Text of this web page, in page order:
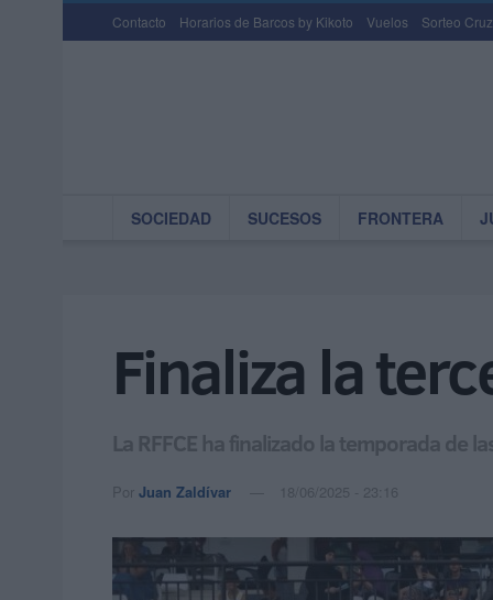
Contacto Horarios de Barcos by Kikoto Vuelos Sorteo
SOCIEDAD SUCESOS FRONTERA
Finaliza la
La RFFCE ha finalizado la temporada de
Por Juan Zaldívar 18/06/2025 - 23:16